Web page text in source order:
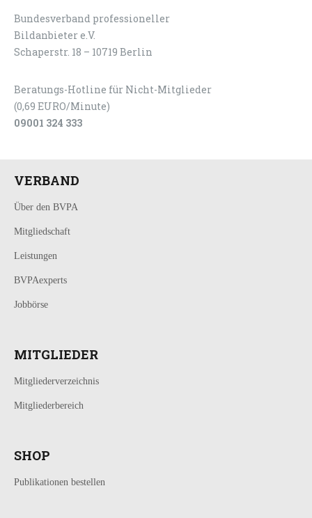
Bundesverband professioneller
Bildanbieter e.V.
Schaperstr. 18 – 10719 Berlin
Beratungs-Hotline für Nicht-Mitglieder
(0,69 EURO/Minute)
09001 324 333
VERBAND
Über den BVPA
Mitgliedschaft
Leistungen
BVPAexperts
Jobbörse
MITGLIEDER
Mitgliederverzeichnis
Mitgliederbereich
SHOP
Publikationen bestellen